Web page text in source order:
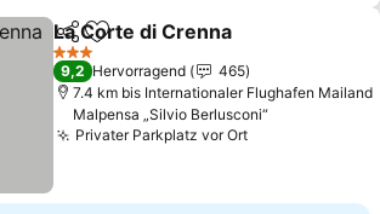
TeilenZu Favoriten hinzufügen
La Corte di Crenna
3 Sterne
9,2 Hervorragend
465
7.4 km bis Internationaler Flughafen Mailand
Malpensa „Silvio Berlusconi“
Privater Parkplatz vor OrtPreise sehen